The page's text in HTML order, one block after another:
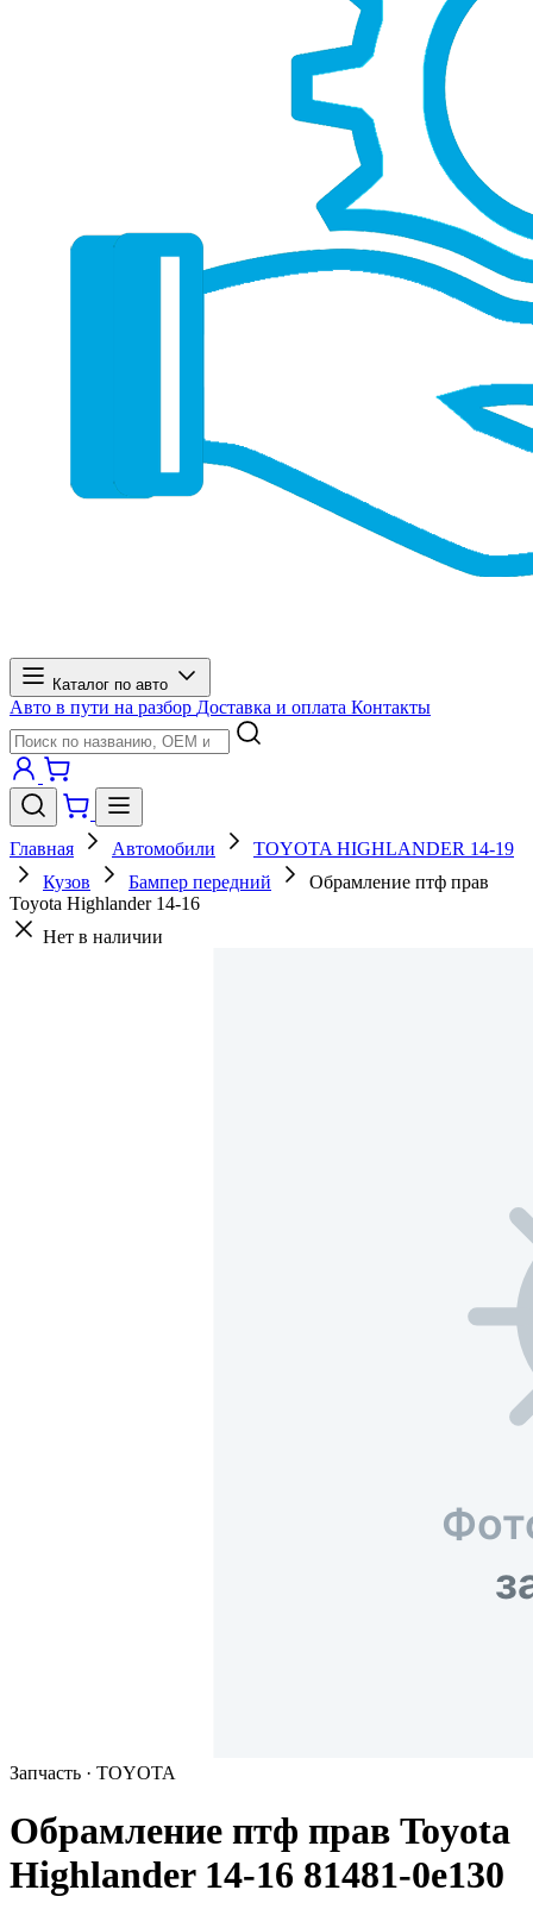
Каталог по авто
Авто в пути на разбор Доставка и оплата Контакты
Главная Автомобили
TOYOTA HIGHLANDER 14-19
Кузов
Бампер передний
Обрамление птф прав
Toyota Highlander 14-16
Нет в наличии
Запчасть · TOYOTA
Обрамление птф прав Toyota
Highlander 14-16 81481-0e130